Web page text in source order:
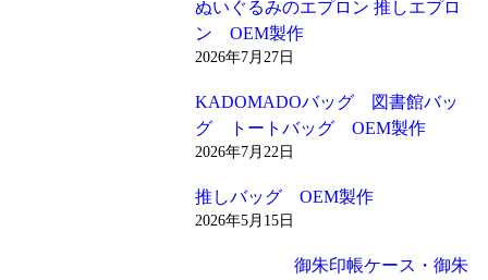
ぬいぐるみのエプロン 推しエプロ
ン OEM製作
2026年7月27日
KADOMADOバッグ 図書館バッ
グ トートバッグ OEM製作
2026年7月22日
推しバッグ OEM製作
2026年5月15日
御朱印帳ケース・御朱